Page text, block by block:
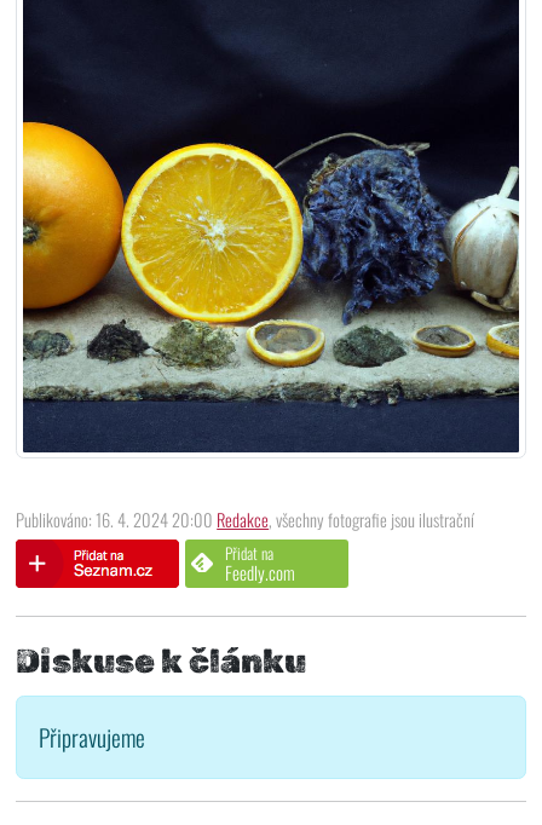
Publikováno: 16. 4. 2024 20:00 Redakce, všechny fotografie jsou ilustrační
Přidat na
Feedly.com
Diskuse k článku
Připravujeme